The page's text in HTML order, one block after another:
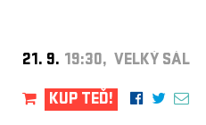
21. 9. 19:30, VELKÝ SÁL
KUP TEĎ!